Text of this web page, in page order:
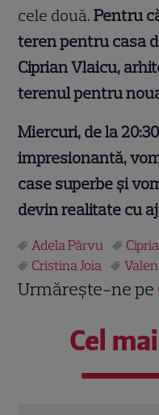
cele două.Pentru
teren pentru casa
Ciprian Vlaicu,
terenul pentru
Miercuri, de la
impresionantă,
case superbe și
devin realitate cu
Adela Pârvu
Cristina Joia
Urmărește-ne pe
Cel